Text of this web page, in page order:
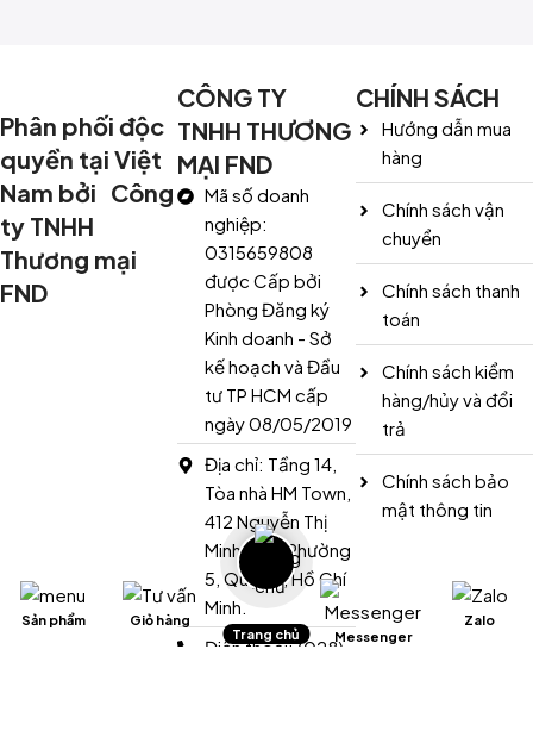
Phân phối độc
quyền tại Việt
Nam bởi Công
ty TNHH
Thương mại
FND
CÔNG TY
TNHH THƯƠNG
MẠI FND
Mã số doanh
nghiệp:
0315659808
được Cấp bởi
Phòng Đăng ký
Kinh doanh - Sở
kế hoạch và Đầu
tư TP HCM cấp
ngày 08/05/2019
Địa chỉ: Tầng 14,
Tòa nhà HM Town,
412 Nguyễn Thị
Minh Khai, Phường
5, Quận 3, Hồ Chí
Minh.
Điện thoại: (028)
CHÍNH SÁCH
Hướng dẫn mua
hàng
Chính sách vận
chuyển
Chính sách thanh
toán
Chính sách kiểm
hàng/hủy và đổi
trả
Chính sách bảo
mật thông tin
Sản phẩm
Giỏ hàng
Trang chủ
Messenger
Zalo